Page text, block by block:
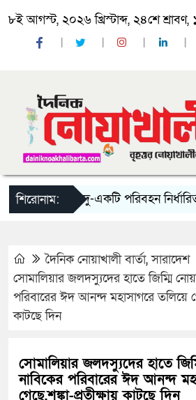
৮ই আগস্ট, ২০২৬ খ্রিস্টাব্দ, ২৪শে শ্রাবণ,
শিরোনাম:
যাত্রায় দু-একটি পরিবহন নির্ধারিত
দৈনিক নোয়াখালী বার্তা,সারাদেশ
সোমালিয়ার জলদস্যুদের হাতে জিম্মি
পরিবারের ঈদ আনন্দ মহাসাগরে তলিয়ে
কাটছে দিন
সোমালিয়ার জলদস্যুদের হাতে
নাবিকের পরিবারের ঈদ আনন্দ
গেছে,শঙ্কা-প্রতীক্ষায় কাটছে দিন